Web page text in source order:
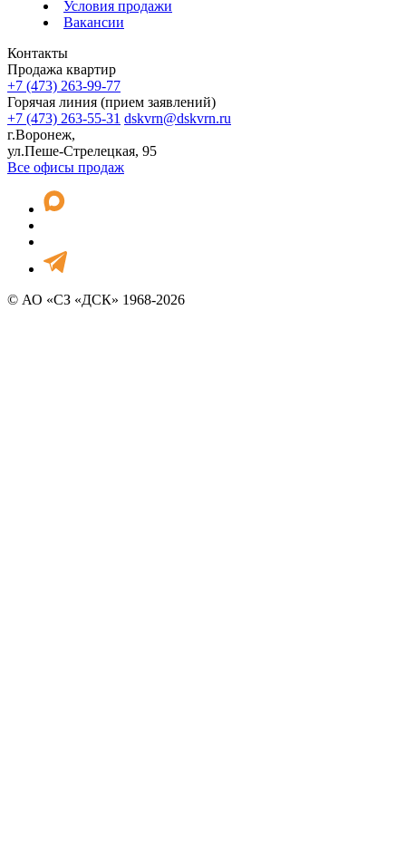
Условия продажи
Вакансии
Контакты
Продажа квартир
+7 (473) 263-99-77
Горячая линия (прием заявлений)
+7 (473) 263-55-31 dskvrn@dskvrn.ru
г.Воронеж,
ул.Пеше-Стрелецкая, 95
Все офисы продаж
© АО «СЗ «ДСК» 1968-2026